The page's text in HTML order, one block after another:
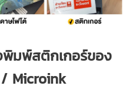
พิมพ์สติกเกอร์ของ
Microink